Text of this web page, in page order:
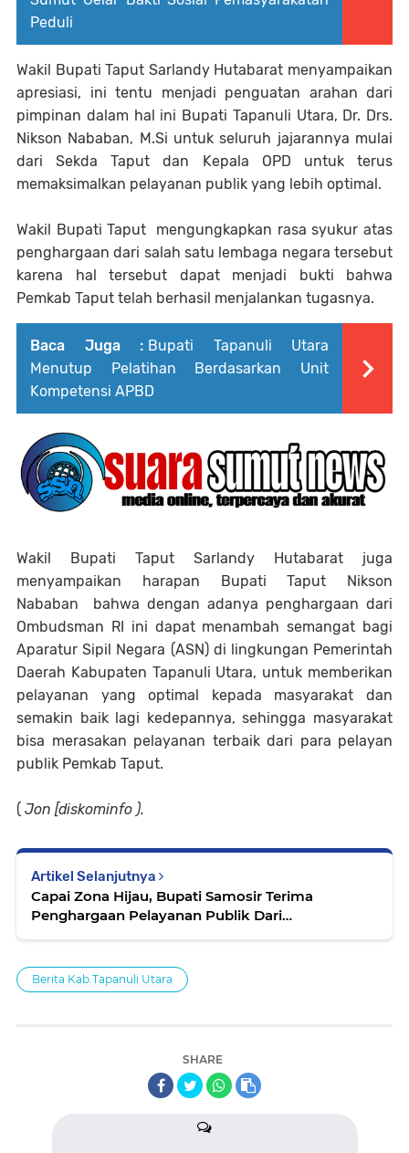
Peduli
Wakil Bupati Taput Sarlandy Hutabarat menyampaikan
apresiasi, ini tentu menjadi penguatan arahan dari
pimpinan dalam hal ini Bupati Tapanuli Utara, Dr. Drs.
Nikson Nababan, M.Si untuk seluruh jajarannya mulai
dari Sekda Taput dan Kepala OPD untuk terus
memaksimalkan pelayanan publik yang lebih optimal.
Wakil Bupati Taput mengungkapkan rasa syukur atas
penghargaan dari salah satu lembaga negara tersebut
karena hal tersebut dapat menjadi bukti bahwa
Pemkab Taput telah berhasil menjalankan tugasnya.
Baca Juga : Bupati Tapanuli Utara
Menutup Pelatihan Berdasarkan Unit
Kompetensi APBD
Wakil Bupati Taput Sarlandy Hutabarat juga
menyampaikan harapan Bupati Taput Nikson
Nababan bahwa dengan adanya penghargaan dari
Ombudsman RI ini dapat menambah semangat bagi
Aparatur Sipil Negara (ASN) di lingkungan Pemerintah
Daerah Kabupaten Tapanuli Utara, untuk memberikan
pelayanan yang optimal kepada masyarakat dan
semakin baik lagi kedepannya, sehingga masyarakat
bisa merasakan pelayanan terbaik dari para pelayan
publik Pemkab Taput.
( Jon [diskominfo ).
Artikel Selanjutnya
Capai Zona Hijau, Bupati Samosir Terima
Penghargaan Pelayanan Publik Dari
Berita Kab.Tapanuli Utara
SHARE